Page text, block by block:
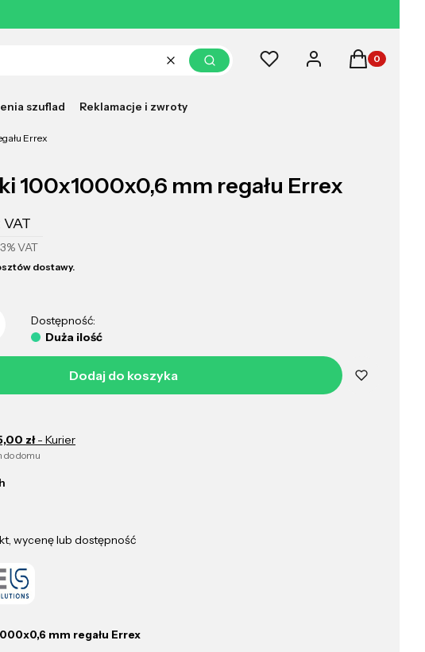
WyczyśćSzukaj
Ulubione Zaloguj sięProdukty w
Koszyk
szuflad Reklamacje i zwroty
Errex
100x1000x0,6 mm regału Errex
VAT
VAT
dostawy.
Dostępność:
Duża ilość
Dodaj do koszyka
zł- Kurier
do domu
wycenę lub dostępność
mm regału Errex